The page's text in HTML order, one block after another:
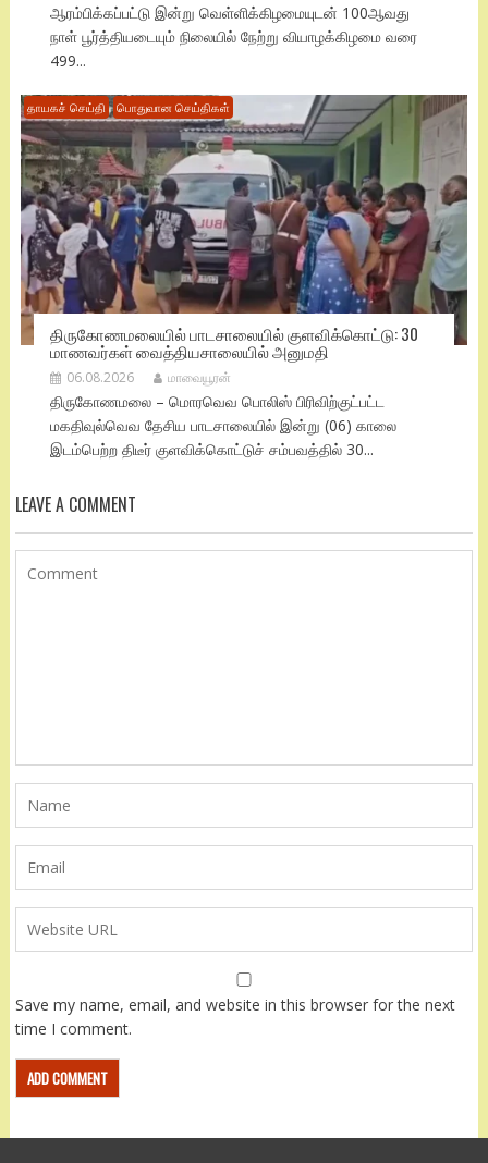
ஆரம்பிக்கப்பட்டு இன்று வெள்ளிக்கிழமையுடன் 100ஆவது
நாள் பூர்த்தியடையும் நிலையில் நேற்று வியாழக்கிழமை வரை
499...
தாயகச் செய்தி பொதுவான செய்திகள்
திருகோணமலையில் பாடசாலையில் குளவிக்கொட்டு: 30
மாணவர்கள் வைத்தியசாலையில் அனுமதி
06.08.2026 மாவையூரன்
திருகோணமலை – மொரவெவ பொலிஸ் பிரிவிற்குட்பட்ட
மகதிவுல்வெவ தேசிய பாடசாலையில் இன்று (06) காலை
இடம்பெற்ற திடீர் குளவிக்கொட்டுச் சம்பவத்தில் 30...
LEAVE A COMMENT
Save my name, email, and website in this browser for the next
time I comment.